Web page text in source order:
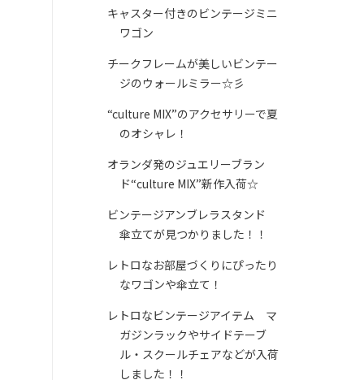
キャスター付きのビンテージミニ
ワゴン
チークフレームが美しいビンテー
ジのウォールミラー☆彡
“culture MIX”のアクセサリーで夏
のオシャレ！
オランダ発のジュエリーブラン
ド“culture MIX”新作入荷☆
ビンテージアンブレラスタンド
傘立てが見つかりました！！
レトロなお部屋づくりにぴったり
なワゴンや傘立て！
レトロなビンテージアイテム マ
ガジンラックやサイドテーブ
ル・スクールチェアなどが入荷
しました！！